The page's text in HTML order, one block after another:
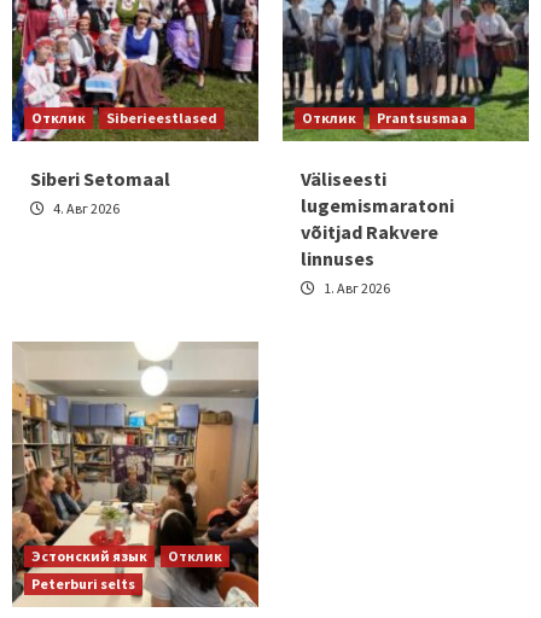
Отклик Siberieestlased
Siberi Setomaal
4. Авг 2026
Отклик Prantsusmaa
Väliseesti
lugemismaratoni
võitjad Rakvere
linnuses
1. Авг 2026
Эстонский язык
Отклик
Peterburi selts